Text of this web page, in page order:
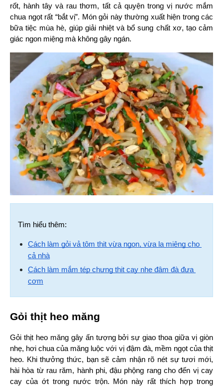
rốt, hành tây và rau thơm, tất cả quyện trong vị nước mắm
chua ngọt rất “bắt vị”. Món gỏi này thường xuất hiện trong các
bữa tiệc mùa hè, giúp giải nhiệt và bổ sung chất xơ, tạo cảm
giác ngon miệng mà không gây ngán.
Tìm hiểu thêm:
Cách làm gỏi vả tôm thịt vừa ngon, vừa lạ miệng cho
cả nhà
Cách làm mắm tép chưng thịt cay nhẹ đậm đà đưa
cơm
Gỏi thịt heo măng
Gỏi thịt heo măng gây ấn tượng bởi sự giao thoa giữa vị giòn
nhẹ, hơi chua của măng luộc với vị đậm đà, mềm ngọt của thịt
heo. Khi thưởng thức, bạn sẽ cảm nhận rõ nét sự tươi mới,
hài hòa từ rau răm, hành phi, đậu phộng rang cho đến vị cay
cay của ớt trong nước trộn. Món này rất thích hợp trong